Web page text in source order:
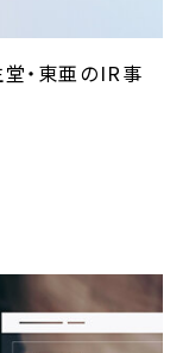
・東亜のIR事